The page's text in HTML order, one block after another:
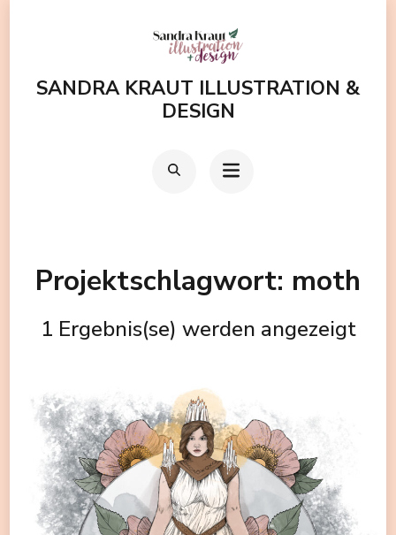
(EnterSANDRA KRAUT ILLUSTRATION &
DESIGN
Projektschlagwort: moth
1 Ergebnis(se) werden angezeigt